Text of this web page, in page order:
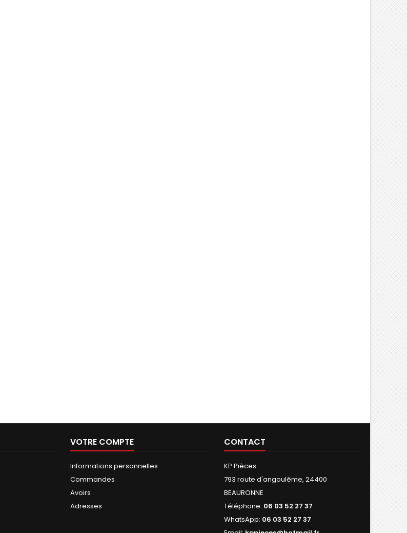
VOTRE COMPTE
Informations personnelles
Commandes
Avoirs
Adresses
CONTACT
KP Pièces
793 route d'angoulême, 24400
BEAURONNE
Téléphone: 06 03 52 27 37
WhatsApp: 06 03 52 27 37